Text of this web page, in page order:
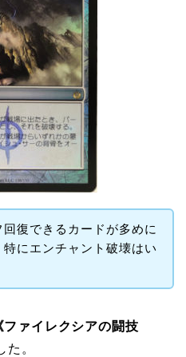
復できるカードが多めに
特にエンチャント破壊はい
ファイレクシアの闘技
た。